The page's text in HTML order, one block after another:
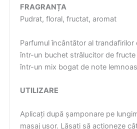
FRAGRANȚA
Pudrat, floral, fructat, aromat
Parfumul încântător al
într-un buchet strălucitor de
într-un mix bogat de note
UTILIZARE
Aplicați după șamponare pe
masaj ușor. Lăsați să acționeze